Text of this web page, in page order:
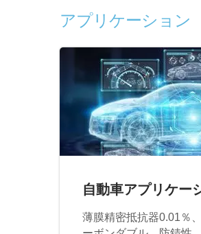
アプリケーション
自動車アプリケー
薄膜精密抵抗器0.01％